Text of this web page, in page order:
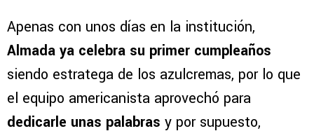
Apenas con unos días en la institución,
Almada ya celebra su primer cumpleaños
siendo estratega de los azulcremas, por lo que
el equipo americanista aprovechó para
dedicarle unas palabras y por supuesto,